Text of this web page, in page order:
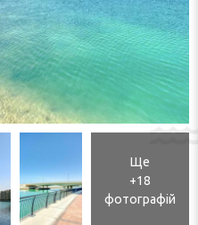
Ще
+18
фотографій